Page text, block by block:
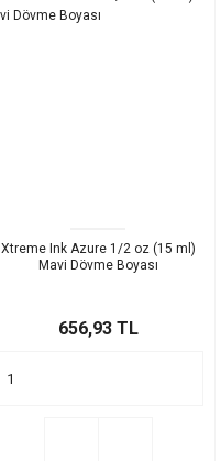
Xtreme Ink Azure 1/2 oz (15 ml)
Mavi Dövme Boyası
656,93 TL